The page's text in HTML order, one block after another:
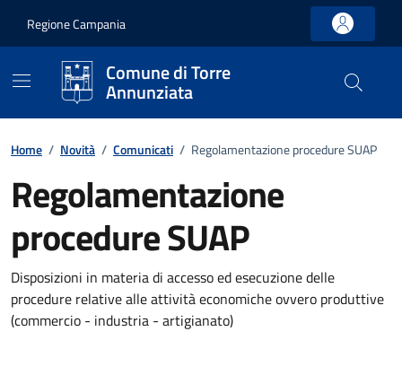
Regione Campania
Comune di Torre
Annunziata
Home / Novità / Comunicati / Regolamentazione procedure SUAP
Regolamentazione
procedure SUAP
Dettagli della notizia
Disposizioni in materia di accesso ed esecuzione delle
procedure relative alle attività economiche ovvero produttive
(commercio - industria - artigianato)